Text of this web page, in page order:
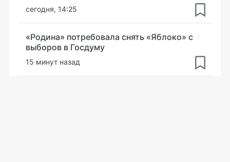
сегодня, 14:25
«Родина» потребовала снять «Яблоко» с
выборов в Госдуму
15 минут назад